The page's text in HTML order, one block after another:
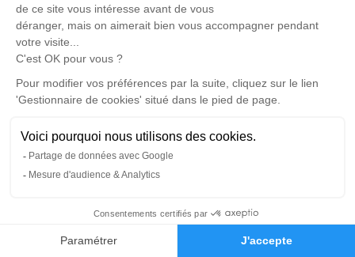
Faire-part Hommages
Pour ceux qui le désire, nous nous retrouverons
après la cérémonie chez notre Maman.
Nous aimerions que les personnes désirant se
rendre aux obsèques nous le fasse savoir.
Nous vous invitons à utiliser cet espace pour
laisser vos condoléances, partager des photos
souvenirs, une anecdote ou exprimer vos pensées à